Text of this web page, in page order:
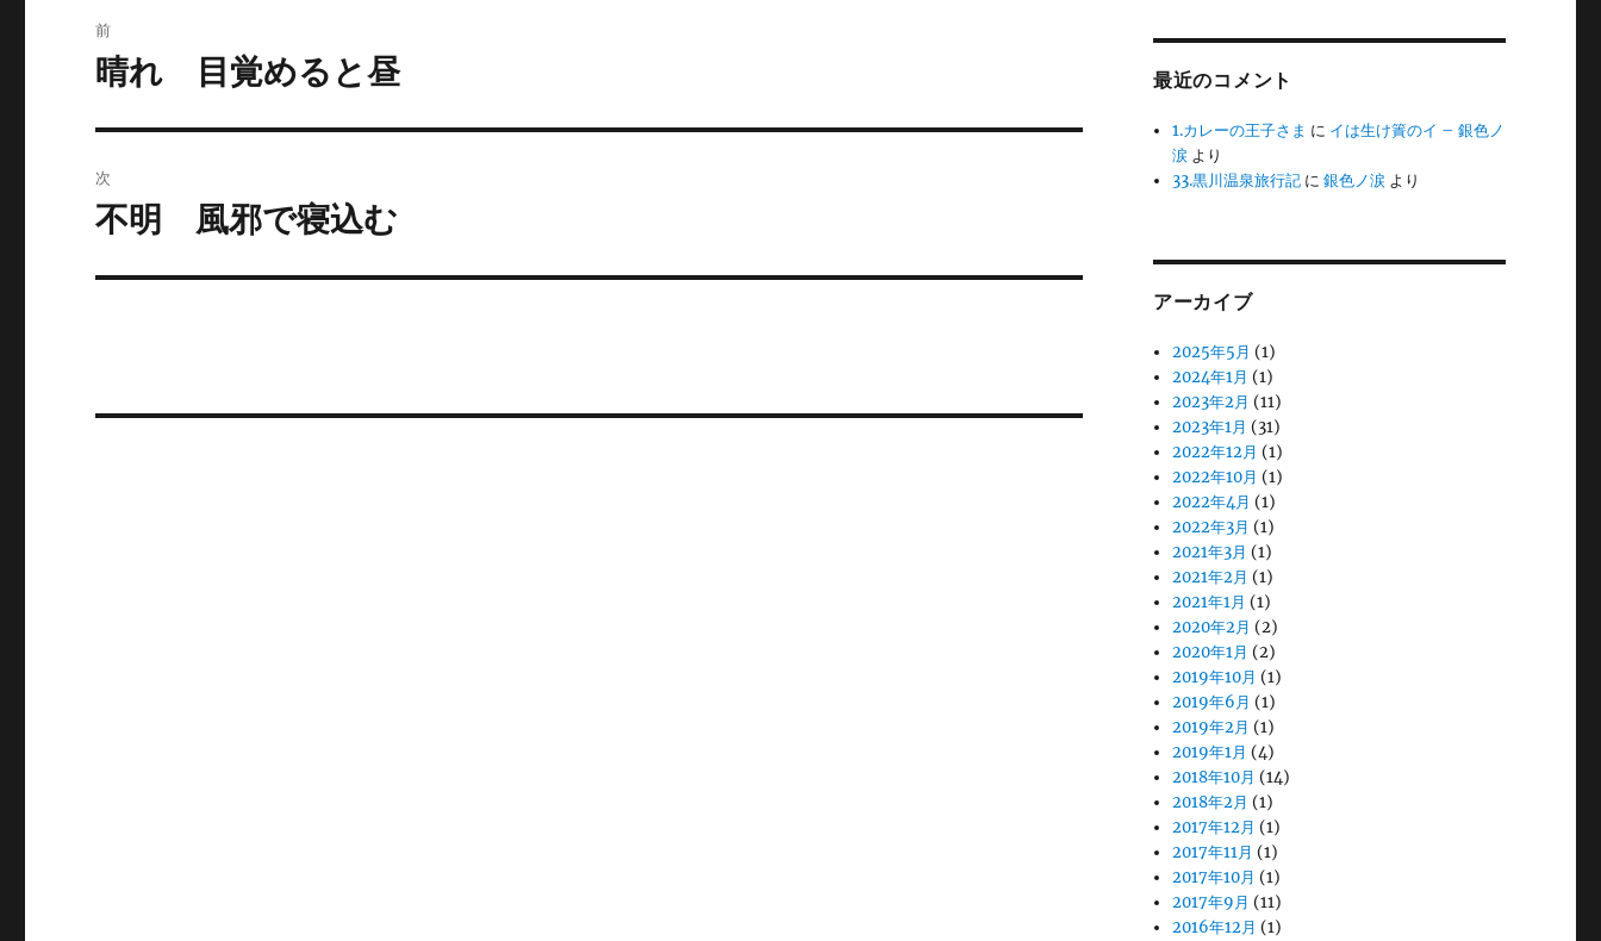
稿
ゲ
ン
前
前
投
稿:
晴れ 目覚めると昼
次
次
投
不明 風邪で寝込む
最近のコメント
1.カレーの王子さま に イは生け簀のイ – 銀色ノ
涙 より
33.黒川温泉旅行記 に銀色ノ涙 より
アーカイブ
2025年5月 (1)
2024年1月 (1)
2023年2月 (11)
2023年1月 (31)
2022年12月 (1)
2022年10月 (1)
2022年4月 (1)
2022年3月 (1)
2021年3月 (1)
2021年2月 (1)
2021年1月 (1)
2020年2月 (2)
2020年1月 (2)
2019年10月 (1)
2019年6月 (1)
2019年2月 (1)
2019年1月 (4)
2018年10月 (14)
2018年2月 (1)
2017年12月 (1)
2017年11月 (1)
2017年10月 (1)
2017年9月 (11)
2016年12月 (1)